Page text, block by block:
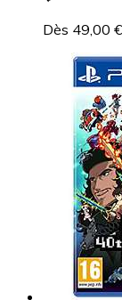
Dès 49,00 €